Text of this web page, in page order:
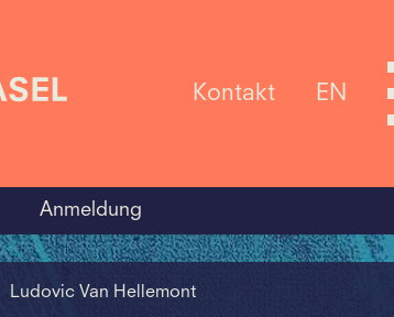
Kontakt EN
Anmeldung
Ludovic Van Hellemont